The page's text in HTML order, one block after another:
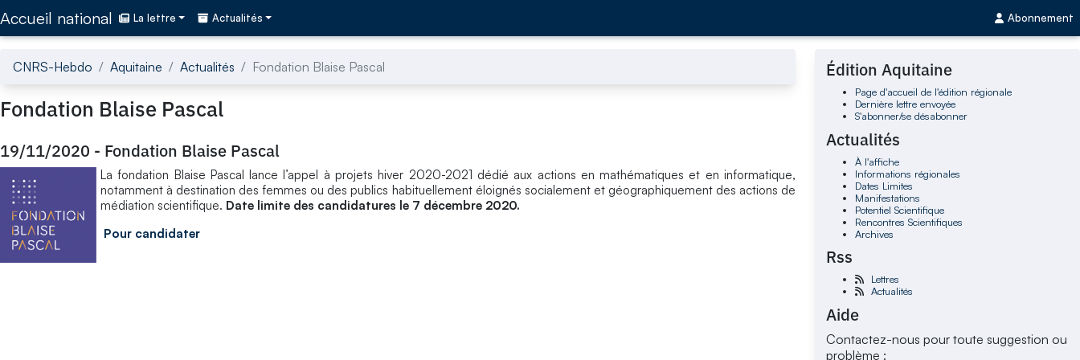
Accueil national La lettre Actualités Abonnement
CNRS-Hebdo Aquitaine Actualités Fondation Blaise Pascal
Fondation Blaise Pascal
19/11/2020 - Fondation Blaise Pascal
La fondation Blaise Pascal lance l’appel à projets hiver 2020-2021 dédié aux actions en mathématiques et en informatique,
notamment à destination des femmes ou des publics habituellement éloignés socialement et géographiquement des actions de
médiation scientifique. Date limite des candidatures le 7 décembre 2020.
Pour candidater
Édition Aquitaine
Page d'accueil de l'édition régionale
Dernière lettre envoyée
S'abonner/se désabonner
Actualités
À l'affiche
Informations régionales
Dates Limites
Manifestations
Potentiel Scientifique
Rencontres Scientifiques
Archives
Rss
Lettres
Actualités
Aide
Contactez-nous pour toute suggestion ou
problème :